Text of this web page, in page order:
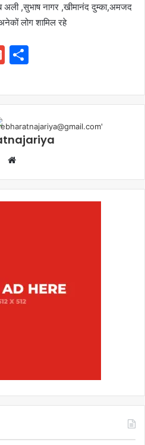
अली ,सुभाष नागर ,खीमानंद दुम्का,अमजद
लोग शामिल रहे
Gmail